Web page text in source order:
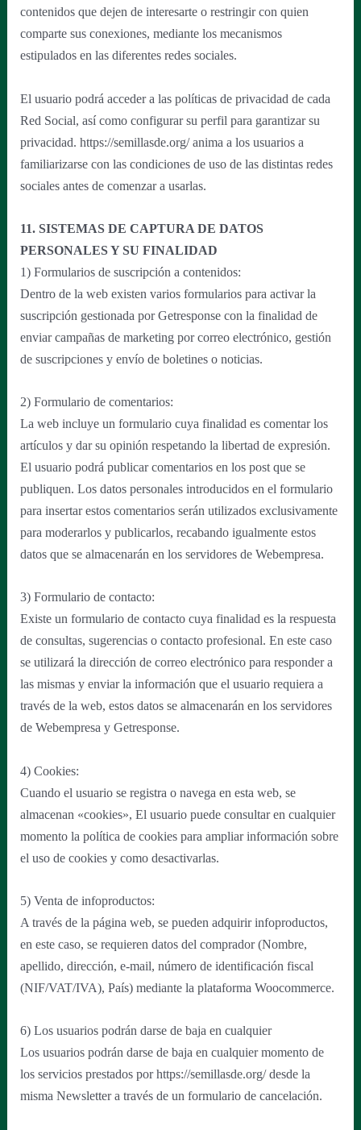
contenidos que dejen de interesarte o restringir con quien
comparte sus conexiones, mediante los mecanismos
estipulados en las diferentes redes sociales.
El usuario podrá acceder a las políticas de privacidad de cada
Red Social, así como configurar su perfil para garantizar su
privacidad. https://semillasde.org/ anima a los usuarios a
familiarizarse con las condiciones de uso de las distintas redes
sociales antes de comenzar a usarlas.
11. SISTEMAS DE CAPTURA DE DATOS
PERSONALES Y SU FINALIDAD
1) Formularios de suscripción a contenidos:
Dentro de la web existen varios formularios para activar la
suscripción gestionada por Getresponse con la finalidad de
enviar campañas de marketing por correo electrónico, gestión
de suscripciones y envío de boletines o noticias.
2) Formulario de comentarios:
La web incluye un formulario cuya finalidad es comentar los
artículos y dar su opinión respetando la libertad de expresión.
El usuario podrá publicar comentarios en los post que se
publiquen. Los datos personales introducidos en el formulario
para insertar estos comentarios serán utilizados exclusivamente
para moderarlos y publicarlos, recabando igualmente estos
datos que se almacenarán en los servidores de Webempresa.
3) Formulario de contacto:
Existe un formulario de contacto cuya finalidad es la respuesta
de consultas, sugerencias o contacto profesional. En este caso
se utilizará la dirección de correo electrónico para responder a
las mismas y enviar la información que el usuario requiera a
través de la web, estos datos se almacenarán en los servidores
de Webempresa y Getresponse.
4) Cookies:
Cuando el usuario se registra o navega en esta web, se
almacenan «cookies», El usuario puede consultar en cualquier
momento la política de cookies para ampliar información sobre
el uso de cookies y como desactivarlas.
5) Venta de infoproductos:
A través de la página web, se pueden adquirir infoproductos,
en este caso, se requieren datos del comprador (Nombre,
apellido, dirección, e-mail, número de identificación fiscal
(NIF/VAT/IVA), País) mediante la plataforma Woocommerce.
6) Los usuarios podrán darse de baja en cualquier
Los usuarios podrán darse de baja en cualquier momento de
los servicios prestados por https://semillasde.org/ desde la
misma Newsletter a través de un formulario de cancelación.